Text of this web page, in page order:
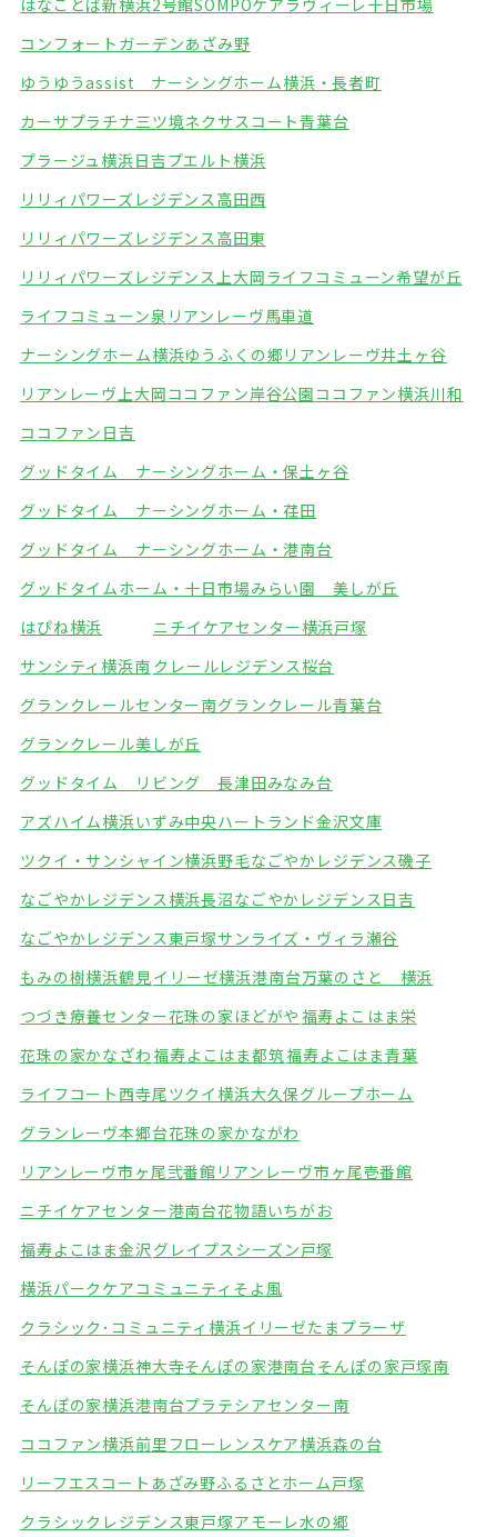
はなことば新横浜2号館SOMPOケアラヴィーレ十日市場
コンフォートガーデンあざみ野
ゆうゆうassist ナーシングホーム横浜・長者町
カーサプラチナ三ツ境ネクサスコート青葉台
プラージュ横浜日吉プエルト横浜
リリィパワーズレジデンス高田西
リリィパワーズレジデンス高田東
リリィパワーズレジデンス上大岡ライフコミューン希望が丘
ライフコミューン泉 リアンレーヴ馬車道
ナーシングホーム横浜ゆうふくの郷 リアンレーヴ井土ヶ谷
リアンレーヴ上大岡ココファン岸谷公園ココファン横浜川和
ココファン日吉
グッドタイム ナーシングホーム・保土ヶ谷
グッドタイム ナーシングホーム・荏田
グッドタイム ナーシングホーム・港南台
グッドタイムホーム・十日市場みらい園 美しが丘
はぴね横浜
ニチイケアセンター横浜戸塚
サンシティ横浜南 クレールレジデンス桜台
グランクレールセンター南グランクレール青葉台
グランクレール美しが丘
グッドタイム リビング 長津田みなみ台
アズハイム横浜いずみ中央ハートランド金沢文庫
ツクイ・サンシャイン横浜野毛なごやかレジデンス磯子
なごやかレジデンス横浜長沼なごやかレジデンス日吉
なごやかレジデンス東戸塚サンライズ・ヴィラ瀬谷
もみの樹横浜鶴見イリーゼ横浜港南台万葉のさと 横浜
つづき療養センター花珠の家ほどがや 福寿よこはま栄
花珠の家かなざわ福寿よこはま都筑福寿よこはま青葉
ライフコート西寺尾ツクイ横浜大久保グループホーム
グランレーヴ本郷台花珠の家かながわ
リアンレーヴ市ヶ尾弐番館 リアンレーヴ市ヶ尾壱番館
ニチイケアセンター港南台花物語いちがお
福寿よこはま金沢グレイプスシーズン戸塚
横浜パークケアコミュニティそよ風
クラシック･コミュニティ横浜イリーゼたまプラーザ
そんぽの家横浜神大寺そんぽの家港南台そんぽの家戸塚南
そんぽの家横浜港南台プラテシアセンター南
ココファン横浜前里 フローレンスケア横浜森の台
リーフエスコートあざみ野ふるさとホーム戸塚
クラシックレジデンス東戸塚アモーレ水の郷